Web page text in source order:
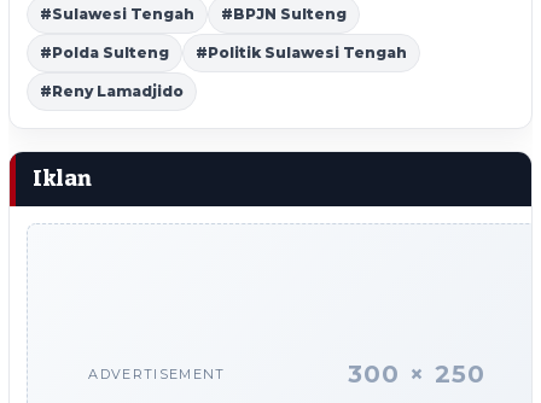
#Sulawesi Tengah #BPJN Sulteng
#Polda Sulteng #Politik Sulawesi Tengah
#Reny Lamadjido
Iklan
ADVERTISEMENT 300 × 250